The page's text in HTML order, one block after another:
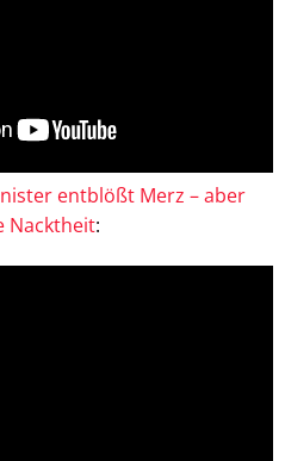
entblößt Merz – aber
Nacktheit: